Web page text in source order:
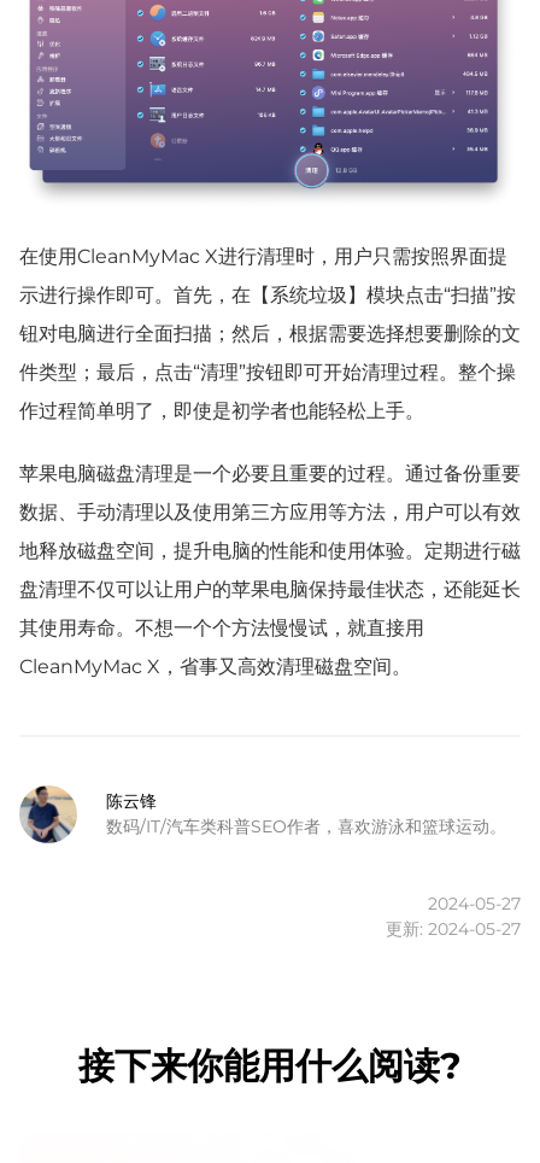
在使用CleanMyMac X进行清理时，用户只需按照界面提
示进行操作即可。首先，在【系统垃圾】模块点击“扫描”按
钮对电脑进行全面扫描；然后，根据需要选择想要删除的文
件类型；最后，点击“清理”按钮即可开始清理过程。整个操
作过程简单明了，即使是初学者也能轻松上手。
苹果电脑磁盘清理是一个必要且重要的过程。通过备份重要
数据、手动清理以及使用第三方应用等方法，用户可以有效
地释放磁盘空间，提升电脑的性能和使用体验。定期进行磁
盘清理不仅可以让用户的苹果电脑保持最佳状态，还能延长
其使用寿命。不想一个个方法慢慢试，就直接用
CleanMyMac X，省事又高效清理磁盘空间。
陈云锋
数码/IT/汽车类科普SEO作者，喜欢游泳和篮球运动。
2024-05-27
更新: 2024-05-27
接下来你能用什么阅读?